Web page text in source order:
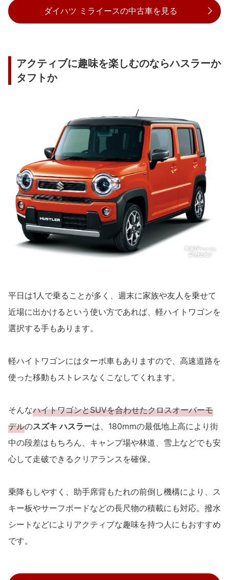
ダイハツ ミライースの中古車を見る
アクティブに趣味を楽しむのならハスラーか
タフトか
平日は1人で乗ることが多く、週末に家族や友人を乗せて
近場に出かけるという使い方であれば、軽ハイトワゴンを
選択する手もあります。
軽ハイトワゴンにはターボ車もありますので、高速道路を
使った移動もストレスなくこなしてくれます。
そんなハイトワゴンとSUVを合わせたクロスオーバーモ
デルのスズキ ハスラーは、180mmの最低地上高により街
中の段差はもちろん、キャンプ場や林道、雪上などでも安
心して走破できるクリアランスを確保。
乗降もしやすく、助手席背もたれの前倒し機構により、ス
キー板やサーフボードなどの長尺物の積載にも対応。撥水
シートなどによりアクティブな趣味を持つ人にもおすすめ
です。